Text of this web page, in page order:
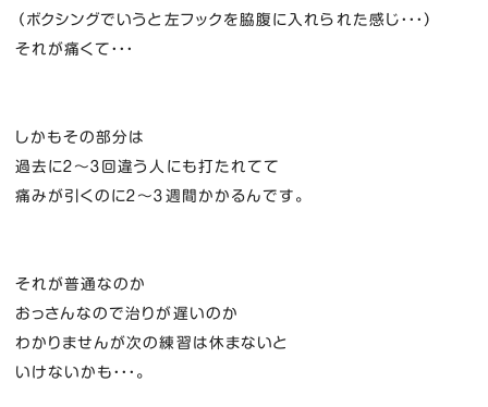
（ボクシングでいうと左フックを脇腹に入れられた感じ・・・）
それが痛くて・・・
しかもその部分は
過去に２～３回違う人にも打たれてて
痛みが引くのに２～３週間かかるんです。
それが普通なのか
おっさんなので治りが遅いのか
わかりませんが次の練習は休まないと
いけないかも・・・。